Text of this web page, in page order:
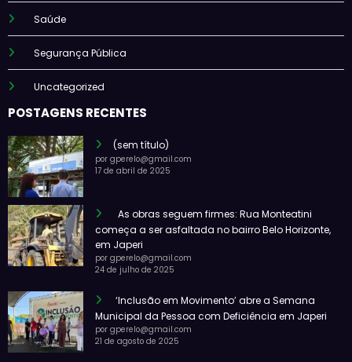
Saúde
Segurança Pública
Uncategorized
POSTAGENS RECENTES
(sem título)
por gperelo@gmail.com
17 de abril de 2025
As obras seguem firmes: Rua Monteatini
começa a ser asfaltada no bairro Belo Horizonte,
em Japeri
por gperelo@gmail.com
24 de julho de 2025
‘Inclusão em Movimento’ abre a Semana
Municipal da Pessoa com Deficiência em Japeri
por gperelo@gmail.com
21 de agosto de 2025